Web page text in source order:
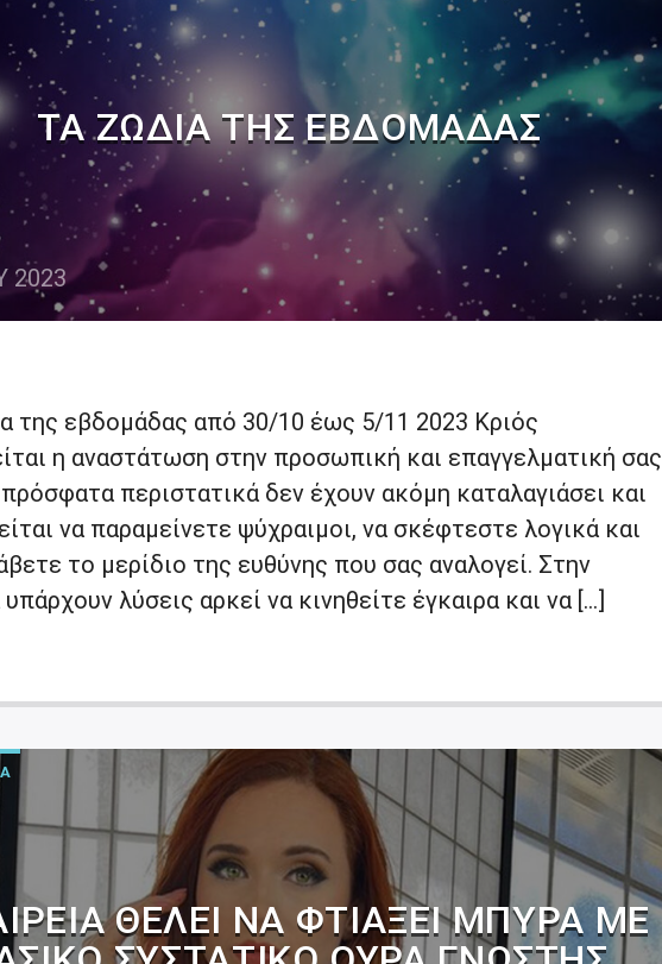
ΤΑ ΖΩΔΙΑ ΤΗΣ ΕΒΔΟΜΑΔΑΣ
2023
της εβδομάδας από 30/10 έως 5/11 2023 Κριός
η αναστάτωση στην προσωπική και επαγγελματική σας
περιστατικά δεν έχουν ακόμη καταλαγιάσει και
να παραμείνετε ψύχραιμοι, να σκέφτεστε λογικά και
το μερίδιο της ευθύνης που σας αναλογεί. Στην
υπάρχουν λύσεις αρκεί να κινηθείτε έγκαιρα και να […]
ΘΈΛΕΙ ΝΑ ΦΤΙΆΞΕΙ ΜΠΎΡΑ ΜΕ